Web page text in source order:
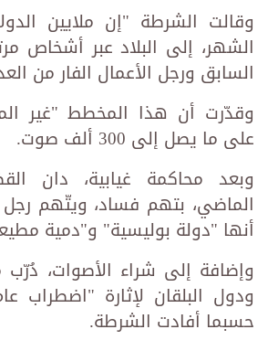
وقالت الشرطة "إن ملايين
الشهر، إلى البلاد عبر أشخاص
السابق ورجل الأعمال الفار من
وقدّرت أن هذا المخطط "غير
على ما يصل إلى 300 ألف صوت.
وبعد محاكمة غيابية، دان
الماضي، بتهم فساد، ويتّهم رجل
أنها "دولة بوليسية" و"دمية
وإضافة إلى شراء الأصوات،
ودول البلقان لإثارة "اضطراب
حسبما أفادت الشرطة.